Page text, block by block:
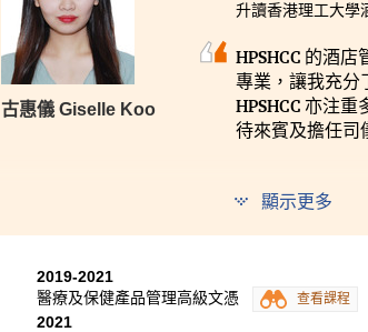
古惠儀 Giselle Koo
升讀香港理工大學
HPSHCC 的酒
專業，讓我充分
HPSHCC 亦注
待來賓及擔任司
顯示更多
2019-2021
醫療及保健產品管理高級文憑
查看課程
2021